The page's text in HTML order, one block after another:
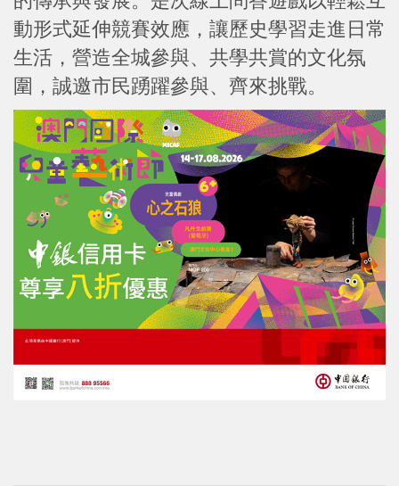
動形式延伸競賽效應，讓歷史學習走進日常
生活，營造全城參與、共學共賞的文化氛
圍，誠邀市民踴躍參與、齊來挑戰。